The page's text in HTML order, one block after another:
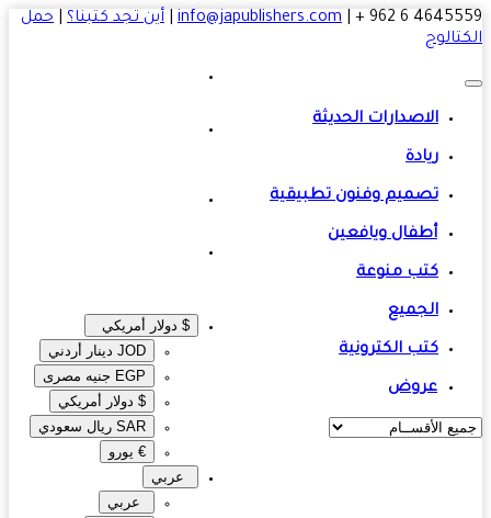
4645559 6
|
info@japublishers.com
|أين تجد كتبنا؟|حمل
$ دولار أمريكي
JOD دينار أردني
EGP جنيه مصرى‎
$ دولار أمريكي
SAR ريال سعودي
€ يورو
عربي
عربي
الاصدارات الحديثة
ريادة
تصميم وفنون تطبيقية
أطفال ويافعين
كتب منوعة
الجميع
كتب الكترونية
عروض